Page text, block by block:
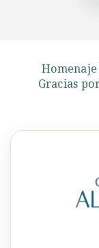
Gracias